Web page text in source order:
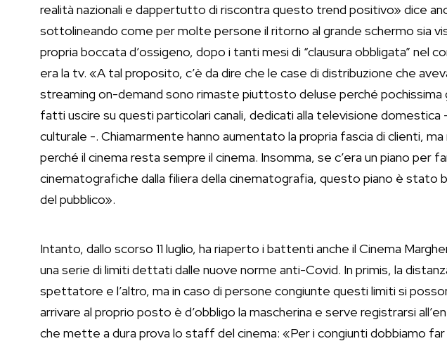
realità nazionali e dappertutto di riscontra questo trend positivo» dice
sottolineando come per molte persone il ritorno al grande schermo sia
propria boccata d’ossigeno, dopo i tanti mesi di “clausura obbligata” nel
era la tv. «A tal proposito, c’è da dire che le case di distribuzione che
streaming on-demand sono rimaste piuttosto deluse perché
fatti uscire su questi particolari canali, dedicati alla televisione domestica
culturale -. Chiamarmente hanno aumentato la propria fascia di clienti,
perché il cinema resta sempre il cinema. Insomma, se c’era un piano per
cinematografiche dalla filiera della cinematografia, questo piano è stato
del pubblico».
Intanto, dallo scorso 11 luglio, ha riaperto i battenti anche il Cinema
una serie di limiti dettati dalle nuove norme anti-Covid. In primis, la
spettatore e l’altro, ma in caso di persone congiunte questi limiti si
arrivare al proprio posto è d’obbligo la mascherina e serve registrarsi
che mette a dura prova lo staff del cinema: «Per i congiunti dobbiamo